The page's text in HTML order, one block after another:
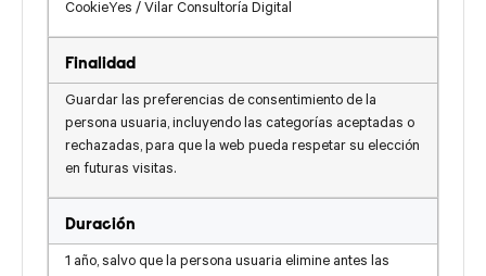
CookieYes / Vilar Consultoría Digital
Finalidad
Guardar las preferencias de consentimiento de la
persona usuaria, incluyendo las categorías aceptadas o
rechazadas, para que la web pueda respetar su elección
en futuras visitas.
Duración
1 año, salvo que la persona usuaria elimine antes las